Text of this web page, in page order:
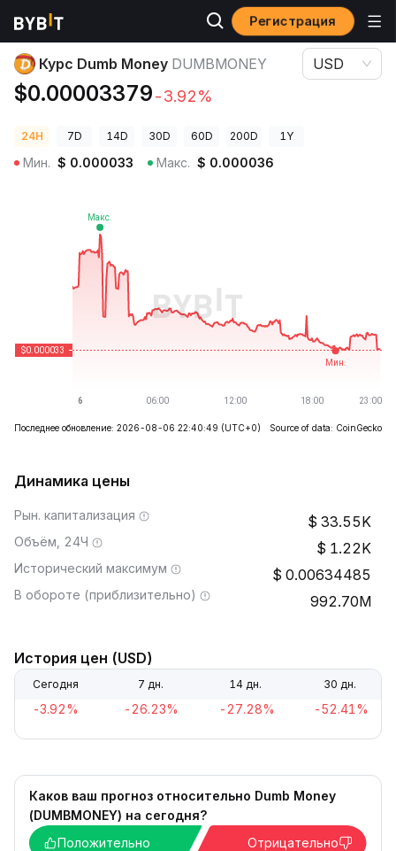
Регистрация
Цены криптовалют Курс Dumb Money DUMBMONEY
Курс Dumb Money DUMBMONEY
$0.00003379-3.92%
USD
24H 7D 14D 30D 60D 200D 1Y
Мин. $ 0.000033 Макс. $ 0.000036
Последнее обновление: 2026-08-06 22:40:49 (UTC+0) Source of data: CoinGecko
Динамика цены
Рын. капитализация 33.55K
Объём, 24Ч 1.22K
Исторический максимум 0.00634485
В обороте (приблизительно) 992.70M
История цен (USD)
Сегодня 7 дн. 14 дн. 30 дн.
-3.92% -26.23% -27.28% -52.41%
Каков ваш прогноз относительно Dumb Money
(DUMBMONEY) на сегодня?
Положительно
Отрицательно